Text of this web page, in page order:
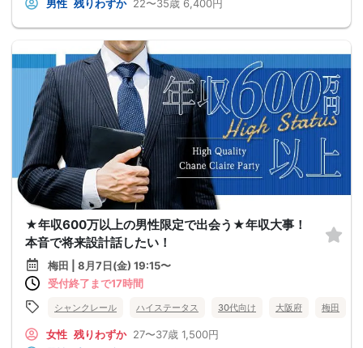
男性 残りわずか 22〜35歳 6,400円
★年収600万以上の男性限定で出会う★年収大事！
本音で将来設計話したい！
梅田 | 8月7日(金) 19:15〜
受付終了まで17時間
シャンクレール ハイステータス 30代向け 大阪府 梅田
女性 残りわずか 27〜37歳 1,500円